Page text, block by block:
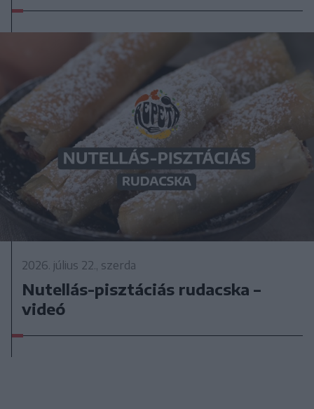
2026. július 22., szerda
Nutellás-pisztáciás rudacska –
videó